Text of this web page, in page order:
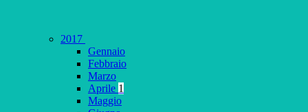
2017
Gennaio
Febbraio
Marzo
Aprile 1
Maggio